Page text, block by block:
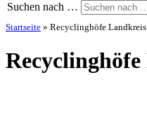
Suchen nach …
Startseite » Recyclinghöfe